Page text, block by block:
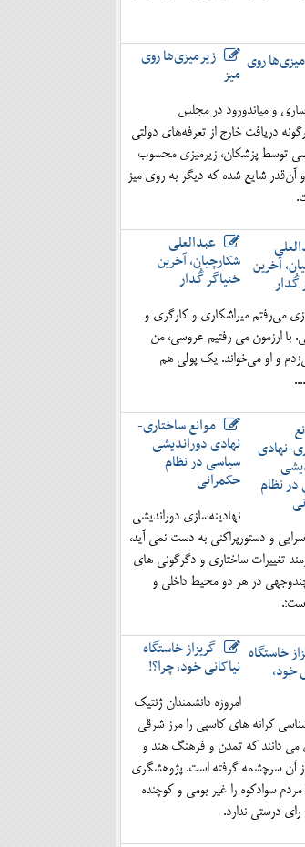
زیرمیزی‌ها روی
میز
ساری و میاندورود در مجلس
دریافت خارج از تعرفه‌های دولتی
توسط پزشکان، زیرمیزی محسوب
آن‌قدر شایع شده که دیگر به روی میز
عبدالعلی
شکارچیان، آخرین
خنیاگر گُدار
می‌رفتم میراشکاری و کارگری و
با ارزمون می رفتیم عروسی، من
و او می‌خواند. یک پولی هم
موانع ساختاری-
نهادی دوراندیشی
سیاسی در نظام
حکمرانی
نهادینه‌سازی دوراندیشی
و دستورپراکنی به دست نمی آید،
تغییرات ساختاری و دگرگونی های
در هر دو محیط داخلی و
گریزاز خاستگاه
نیاکانی خود، چرا؟!
امروزه دانشمندان ژنتیک
کرانه های کاسپی را مرز شرقی
می دانند که تمدن و فرهنگ هند و
از آن سرچشمه گرفته است. پژوهشگری
90% مردم سوادکوه را غیر بومی و کوچنده
رای درستی ندارد.